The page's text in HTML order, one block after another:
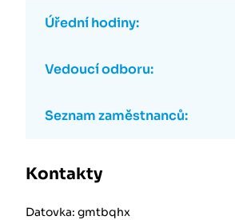
Úřední hodiny:
Vedoucí odboru:
Seznam zaměstnanců:
Kontakty
Datovka: gmtbqhx